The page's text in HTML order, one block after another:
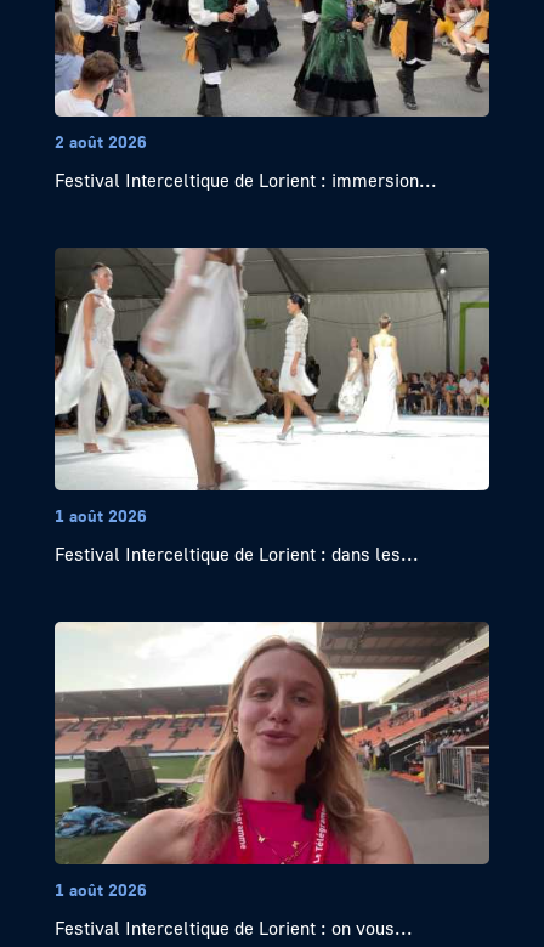
2 août 2026
Festival Interceltique de Lorient : immersion...
1 août 2026
Festival Interceltique de Lorient : dans les...
1 août 2026
Festival Interceltique de Lorient : on vous...